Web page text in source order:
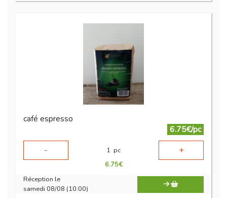
café espresso
6.75€/pc
-
1 pc +
6.75€
Réception le
samedi 08/08 (10:00)